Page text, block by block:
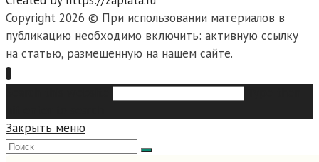
Copyright 2026 © При использовании материалов в
публикацию необходимо включить: активную ссылку
на статью, размещенную на нашем сайте.
Закрыть меню